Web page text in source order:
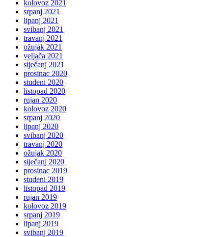
kolovoz 2021
srpanj 2021
lipanj 2021
svibanj 2021
travanj 2021
ožujak 2021
veljača 2021
siječanj 2021
prosinac 2020
studeni 2020
listopad 2020
rujan 2020
kolovoz 2020
srpanj 2020
lipanj 2020
svibanj 2020
travanj 2020
ožujak 2020
siječanj 2020
prosinac 2019
studeni 2019
listopad 2019
rujan 2019
kolovoz 2019
srpanj 2019
lipanj 2019
svibanj 2019